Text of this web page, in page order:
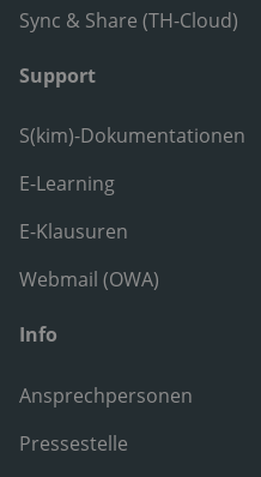
Sync & Share (TH-Cloud)
Support
S(kim)-Dokumentationen
E-Learning
E-Klausuren
Webmail (OWA)
Info
Ansprechpersonen
Pressestelle